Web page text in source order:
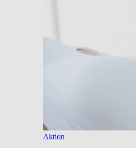
Aktion